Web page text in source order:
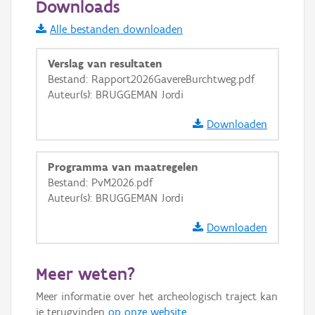
Informatie Vlaanderen
i
+ −
Basis Lagen
GRB-Basiskaart
GRB-Basiskaart in grijswaarden
Downloads
Alle bestanden downloaden
Verslag van resultaten
Bestand: Rapport2026GavereBurchtweg.pdf
Auteur(s): BRUGGEMAN Jordi
Downloaden
Programma van maatregelen
Bestand: PvM2026.pdf
Auteur(s): BRUGGEMAN Jordi
Downloaden
Meer weten?
Meer informatie over het archeologisch traject kan
je terugvinden op onze website